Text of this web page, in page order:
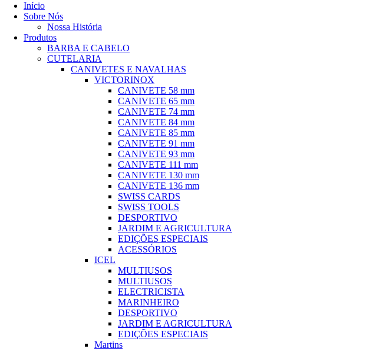
Início
Sobre Nós
Nossa História
Produtos
BARBA E CABELO
CUTELARIA
CANIVETES E NAVALHAS
VICTORINOX
CANIVETE 58 mm
CANIVETE 65 mm
CANIVETE 74 mm
CANIVETE 84 mm
CANIVETE 85 mm
CANIVETE 91 mm
CANIVETE 93 mm
CANIVETE 111 mm
CANIVETE 130 mm
CANIVETE 136 mm
SWISS CARDS
SWISS TOOLS
DESPORTIVO
JARDIM E AGRICULTURA
EDIÇÕES ESPECIAIS
ACESSÓRIOS
ICEL
MULTIUSOS
MULTIUSOS
ELECTRICISTA
MARINHEIRO
DESPORTIVO
JARDIM E AGRICULTURA
EDIÇÕES ESPECIAIS
Martins